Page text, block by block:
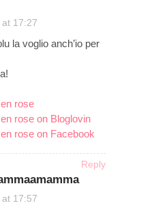
17:27
la voglio anch’io per
rose
rose on Bloglovin
rose on Facebook
Reply
17:57